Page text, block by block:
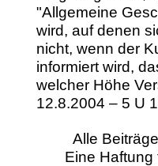
"Allgemeine
wird, auf denen
nicht, wenn der
informiert wird,
welcher Höhe
12.8.2004 – 5 U
Alle
Eine